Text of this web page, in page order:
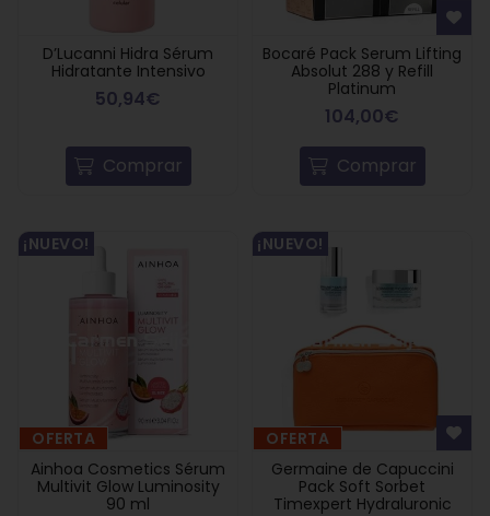
D’Lucanni Hidra Sérum
Hidratante Intensivo
50,94€
Comprar
Bocaré Pack Serum Lifting
Absolut 288 y Refill
Platinum
104,00€
Comprar
OFERTA
¡NUEVO!
Ainhoa Cosmetics Sérum
Multivit Glow Luminosity
90 ml
OFERTA
¡NUEVO!
Germaine de Capuccini
Pack Soft Sorbet
Timexpert Hydraluronic